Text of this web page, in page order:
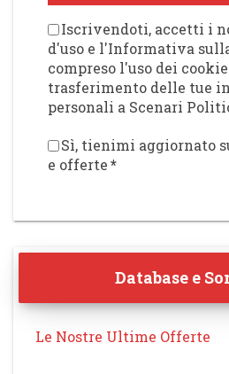
Iscrivendoti, accetti i
d'uso e l'Informativa
compreso l'uso dei
trasferimento delle tue
personali a Scenari
Sì, tienimi aggiornato
e offerte*
Database e
Le Nostre Ultime Offerte